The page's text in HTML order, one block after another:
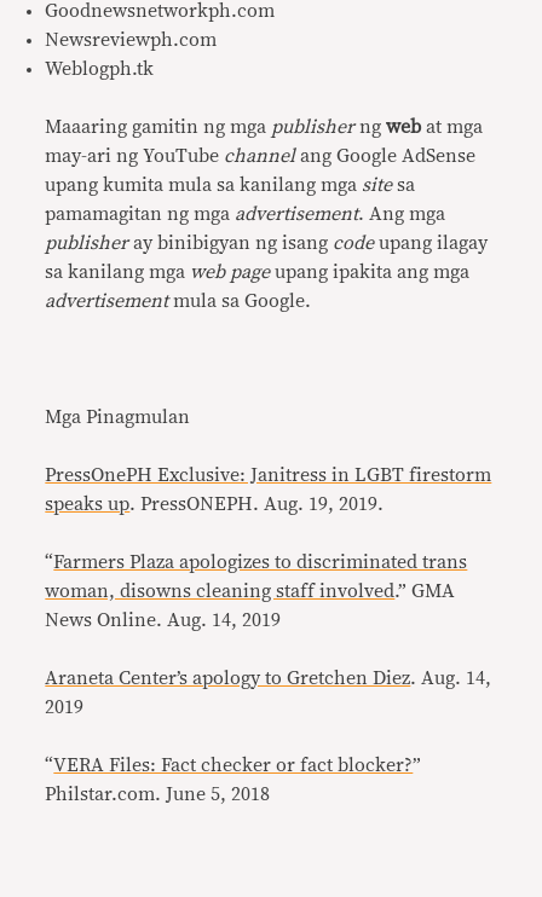
Goodnewsnetworkph.com
Newsreviewph.com
Weblogph.tk
Maaaring gamitin ng mga publisherngwebat mga
may-ari ng YouTube channelang Google AdSense
upang kumita mula sa kanilang mga sitesa
pamamagitan ng mga advertisement. Ang mga
publisheray binibigyan ng isang codeupang ilagay
sa kanilang mga web pageupang ipakita ang mga
advertisementmula sa Google.
Mga Pinagmulan
PressOnePH Exclusive: Janitress in LGBT firestorm
speaks up. PressONEPH. Aug. 19, 2019.
“Farmers Plaza apologizes to discriminated trans
woman, disowns cleaning staff involved.” GMA
News Online. Aug. 14, 2019
Araneta Center’s apology to Gretchen Diez. Aug. 14,
2019
“VERA Files: Fact checker or fact blocker?”
Philstar.com. June 5, 2018